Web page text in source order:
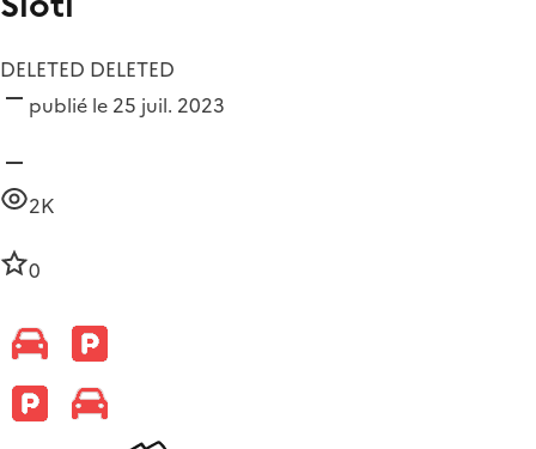
DELETED DELETED
publié le 25 juil. 2023
2K
0